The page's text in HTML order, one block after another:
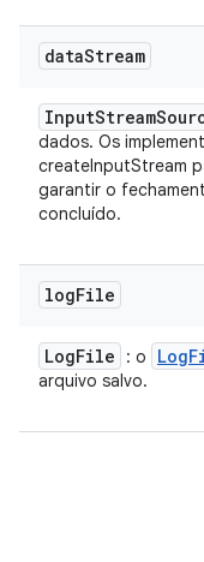
dataStream
InputStream
dados. Os
createInputStream
garantir o
concluído.
logFile
LogFile : o Log
arquivo salvo.